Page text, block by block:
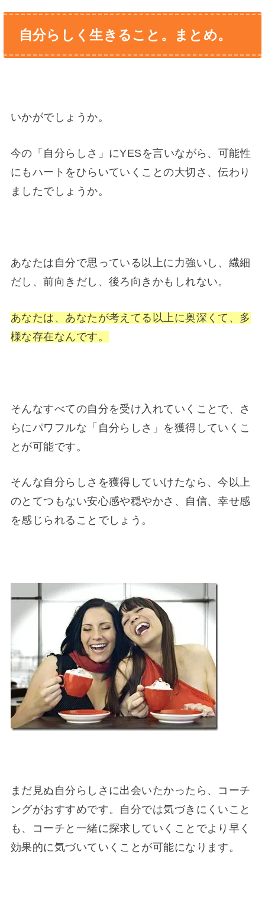
自分らしく生きること。まとめ。
いかがでしょうか。
今の「自分らしさ」にYESを言いながら、可能性
にもハートをひらいていくことの大切さ、伝わり
ましたでしょうか。
あなたは自分で思っている以上に力強いし、繊細
だし、前向きだし、後ろ向きかもしれない。
あなたは、あなたが考えてる以上に奥深くて、多
様な存在なんです。
そんなすべての自分を受け入れていくことで、さ
らにパワフルな「自分らしさ」を獲得していくこ
とが可能です。
そんな自分らしさを獲得していけたなら、今以上
のとてつもない安心感や穏やかさ、自信、幸せ感
を感じられることでしょう。
まだ見ぬ自分らしさに出会いたかったら、コーチ
ングがおすすめです。自分では気づきにくいこと
も、コーチと一緒に探求していくことでより早く
効果的に気づいていくことが可能になります。